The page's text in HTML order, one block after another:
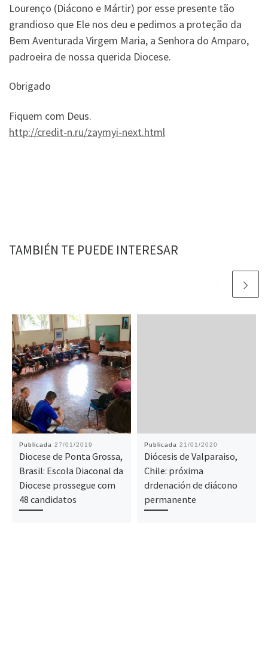
Lourenço (Diácono e Mártir) por esse presente tão
grandioso que Ele nos deu e pedimos a proteção da
Bem Aventurada Virgem Maria, a Senhora do Amparo,
padroeira de nossa querida Diocese.
Obrigado
Fiquem com Deus.
http://credit-n.ru/zaymyi-next.html
TAMBIÉN TE PUEDE INTERESAR
Publicada 27/01/2019
Diocese de Ponta Grossa,
Brasil: Escola Diaconal da
Diocese prossegue com
48 candidatos
Publicada 21/01/2020
Diócesis de Valparaiso,
Chile: próxima
drdenación de diácono
permanente